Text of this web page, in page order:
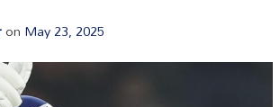
on May 23, 2025